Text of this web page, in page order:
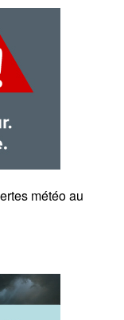
météo au